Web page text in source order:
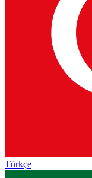
Türkçe